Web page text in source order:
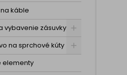
káble
vybavenie zásuvky
na sprchové kúty
elementy